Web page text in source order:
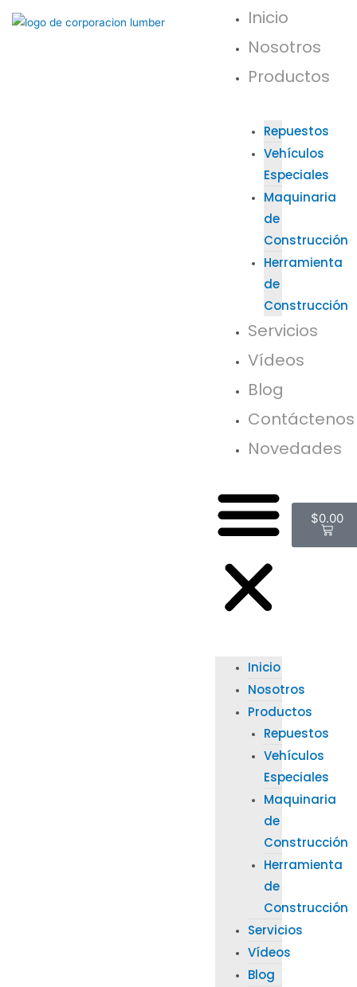
Inicio
Nosotros
Productos
Repuestos
Vehículos
Especiales
Maquinaria
de
Construcción
Herramienta
de
Construcción
Servicios
Vídeos
Blog
Contáctenos
Novedades
Inicio
Nosotros
Productos
Repuestos
Vehículos
Especiales
Maquinaria
de
Construcción
Herramienta
de
Construcción
Servicios
Vídeos
Blog
$0.00